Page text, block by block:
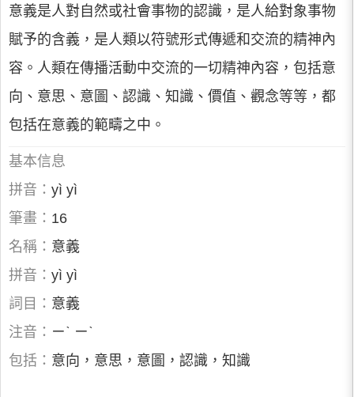
意義是人對自然或社會事物的認識，是人給對象事物
賦予的含義，是人類以符號形式傳遞和交流的精神內
容。人類在傳播活動中交流的一切精神內容，包括意
向、意思、意圖、認識、知識、價值、觀念等等，都
包括在意義的範疇之中。
基本信息
拼音： yì yì
筆畫： 16
名稱： 意義
拼音： yì yì
詞目： 意義
注音： ㄧˋ ㄧˋ
包括： 意向，意思，意圖，認識，知識